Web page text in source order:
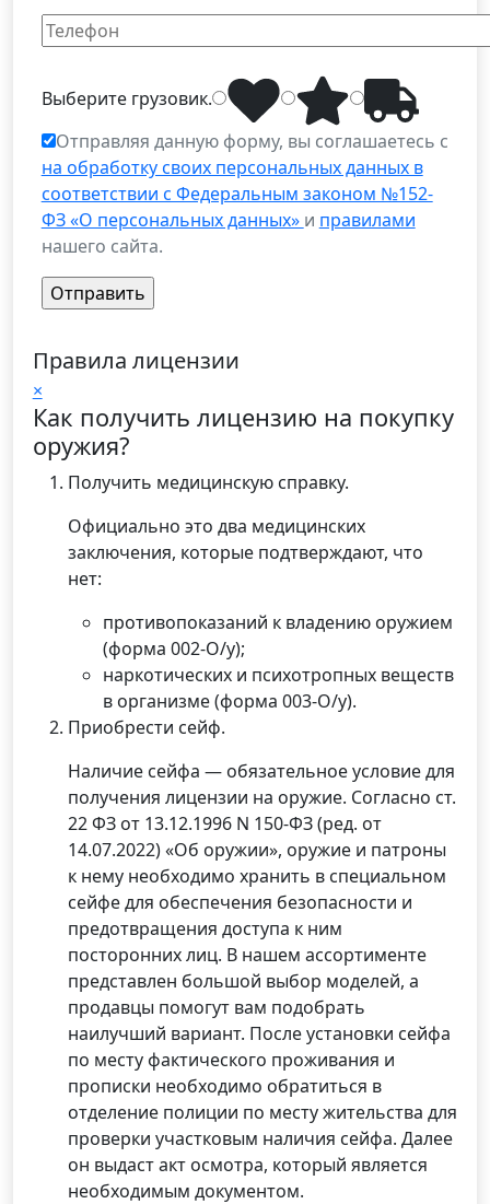
Выберитегрузовик.
Отправляя данную форму, вы соглашаетесь с
на обработку своих персональных данных в
соответствии с Федеральным законом №152-
ФЗ «О персональных данных» и правилами
нашего сайта.
Правила лицензии
×
Как получить лицензию на покупку
оружия?
Получить медицинскую справку.
Официально это два медицинских
заключения, которые подтверждают, что
нет:
противопоказаний к владению оружием
(форма 002-О/у);
наркотических и психотропных веществ
в организме (форма 003-О/у).
Приобрести сейф.
Наличие сейфа — обязательное условие для
получения лицензии на оружие. Согласно ст.
22 ФЗ от 13.12.1996 N 150-ФЗ (ред. от
14.07.2022) «Об оружии», оружие и патроны
к нему необходимо хранить в специальном
сейфе для обеспечения безопасности и
предотвращения доступа к ним
посторонних лиц. В нашем ассортименте
представлен большой выбор моделей, а
продавцы помогут вам подобрать
наилучший вариант. После установки сейфа
по месту фактического проживания и
прописки необходимо обратиться в
отделение полиции по месту жительства для
проверки участковым наличия сейфа. Далее
он выдаст акт осмотра, который является
необходимым документом.